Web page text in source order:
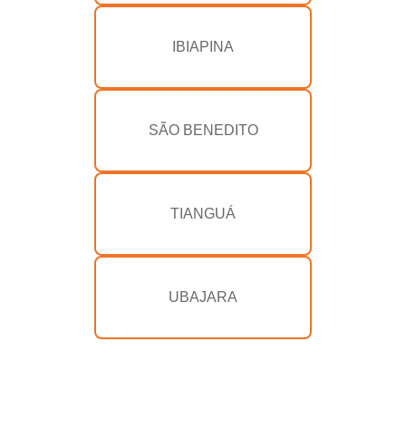
IBIAPINA
SÃO BENEDITO
TIANGUÁ
UBAJARA